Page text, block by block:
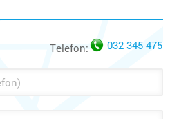
Telefon: 032 345 475